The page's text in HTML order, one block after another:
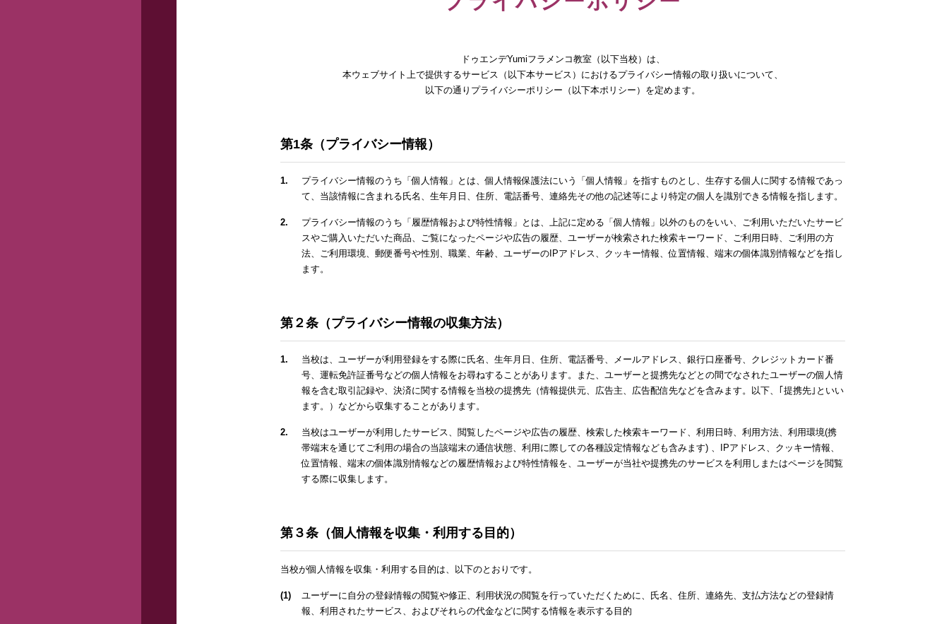
ドゥエンデYumiフラメンコ教室（以下当校）は、
本ウェブサイト上で提供するサービス（以下本サービス）におけるプライバシー情報の取り扱いについて、
以下の通りプライバシーポリシー（以下本ポリシー）を定めます。
第1条（プライバシー情報）
1.
プライバシー情報のうち「個人情報」とは、個人情報保護法にいう「個人情報」を指すものとし、生存する個人に関する情報であっ
て、当該情報に含まれる氏名、生年月日、住所、電話番号、連絡先その他の記述等により特定の個人を識別できる情報を指します。
2.
プライバシー情報のうち「履歴情報および特性情報」とは、上記に定める「個人情報」以外のものをいい、ご利用いただいたサービ
スやご購入いただいた商品、ご覧になったページや広告の履歴、ユーザーが検索された検索キーワード、ご利用日時、ご利用の方
法、ご利用環境、郵便番号や性別、職業、年齢、ユーザーのIPアドレス、クッキー情報、位置情報、端末の個体識別情報などを指し
ます。
第２条（プライバシー情報の収集方法）
1.
当校は、ユーザーが利用登録をする際に氏名、生年月日、住所、電話番号、メールアドレス、銀行口座番号、クレジットカード番
号、運転免許証番号などの個人情報をお尋ねすることがあります。また、ユーザーと提携先などとの間でなされたユーザーの個人情
報を含む取引記録や、決済に関する情報を当校の提携先（情報提供元、広告主、広告配信先などを含みます。以下、｢提携先｣といい
ます。）などから収集することがあります。
2.
当校はユーザーが利用したサービス、閲覧したページや広告の履歴、検索した検索キーワード、利用日時、利用方法、利用環境(携
帯端末を通じてご利用の場合の当該端末の通信状態、利用に際しての各種設定情報なども含みます) 、IPアドレス、クッキー情報、
位置情報、端末の個体識別情報などの履歴情報および特性情報を、ユーザーが当社や提携先のサービスを利用しまたはページを閲覧
する際に収集します。
第３条（個人情報を収集・利用する目的）
当校が個人情報を収集・利用する目的は、以下のとおりです。
(1)
ユーザーに自分の登録情報の閲覧や修正、利用状況の閲覧を行っていただくために、氏名、住所、連絡先、支払方法などの登録情
報、利用されたサービス、およびそれらの代金などに関する情報を表示する目的